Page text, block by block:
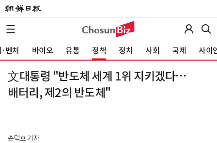
벤처 바이오 유통 정책 정치 사회 국제 사이
文대통령 "반도체 세계 1위 지키겠다…
배터리, 제2의 반도체"
손덕호 기자